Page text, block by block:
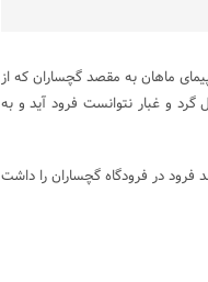
ماهان به مقصد گچساران که از
گرد و غبار نتوانست فرود آید و به
و ۲۰ دقیقه چند بار قصد فرود در فرودگاه گچساران را داشت